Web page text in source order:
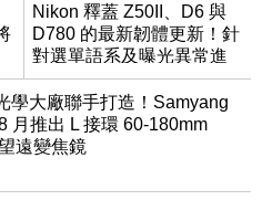
Nikon 釋蓋 Z50II、D6 與
D780 的最新韌體更新！針
對選單語系及曝光異常進
行修復
學大廠聯手打造！Samyang
月推出 L 接環 60-180mm
遠變焦鏡